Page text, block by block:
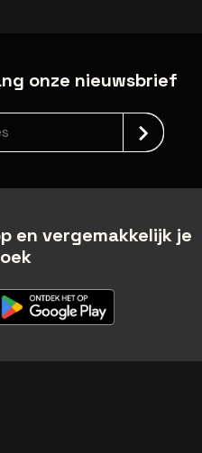
onze nieuwsbrief
en vergemakkelijk je